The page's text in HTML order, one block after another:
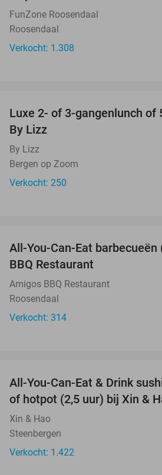
FunZone Roosendaal
Roosendaal
Verkocht: 1.308
Luxe 2- of 3-gangenlunch of
By Lizz
By Lizz
Bergen op Zoom
Verkocht: 250
All-You-Can-Eat
BBQ Restaurant
Amigos BBQ Restaurant
Roosendaal
Verkocht: 314
All-You-Can-Eat & Drink
of hotpot (2,5 uur) bij Xin &
Xin & Hao
Steenbergen
Verkocht: 1.422